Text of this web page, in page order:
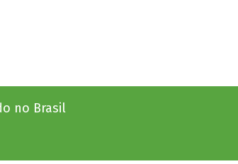
no Brasil